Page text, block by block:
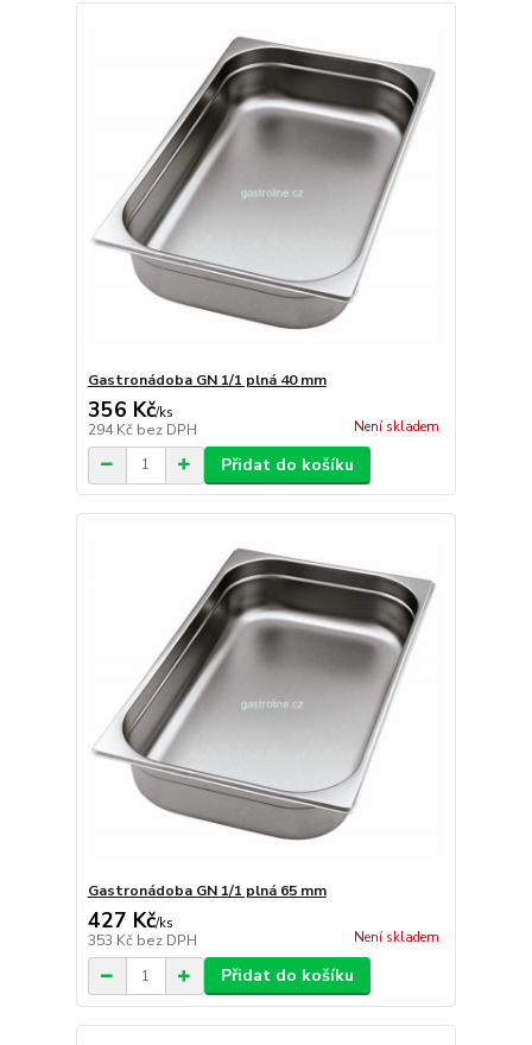
Gastronádoba GN 1/1 plná 40 mm
356 Kč/ks
294 Kč bez DPH Není skladem
Přidat do košíku
Gastronádoba GN 1/1 plná 65 mm
427 Kč/ks
353 Kč bez DPH Není skladem
Přidat do košíku